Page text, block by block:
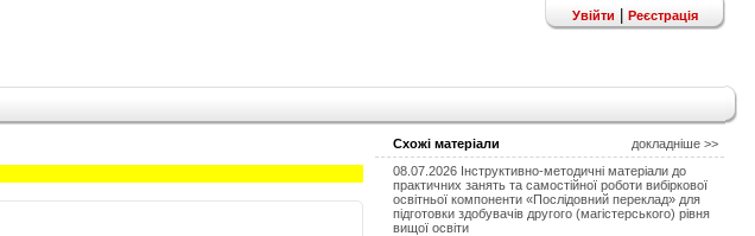
Увійти Реєстрація
Схожі матеріали
докладніше >>
08.07.2026 Інструктивно-методичні матеріали до
практичних занять та самостійної роботи вибіркової
освітньої компоненти «Послідовний переклад» для
підготовки здобувачів другого (магістерського) рівня
вищої освіти